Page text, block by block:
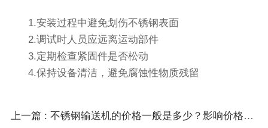
1.安装过程中避免划伤不锈钢表面
2.调试时人员应远离运动部件
3.定期检查紧固件是否松动
4.保持设备清洁，避免腐蚀性物质残留
上一篇 : 不锈钢输送机的价格一般是多少？影响价格的因素有哪些？